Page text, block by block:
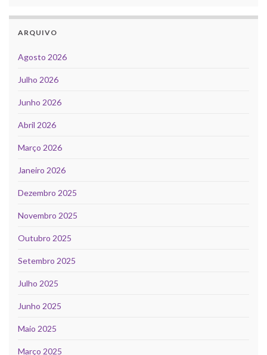
ARQUIVO
Agosto 2026
Julho 2026
Junho 2026
Abril 2026
Março 2026
Janeiro 2026
Dezembro 2025
Novembro 2025
Outubro 2025
Setembro 2025
Julho 2025
Junho 2025
Maio 2025
Março 2025